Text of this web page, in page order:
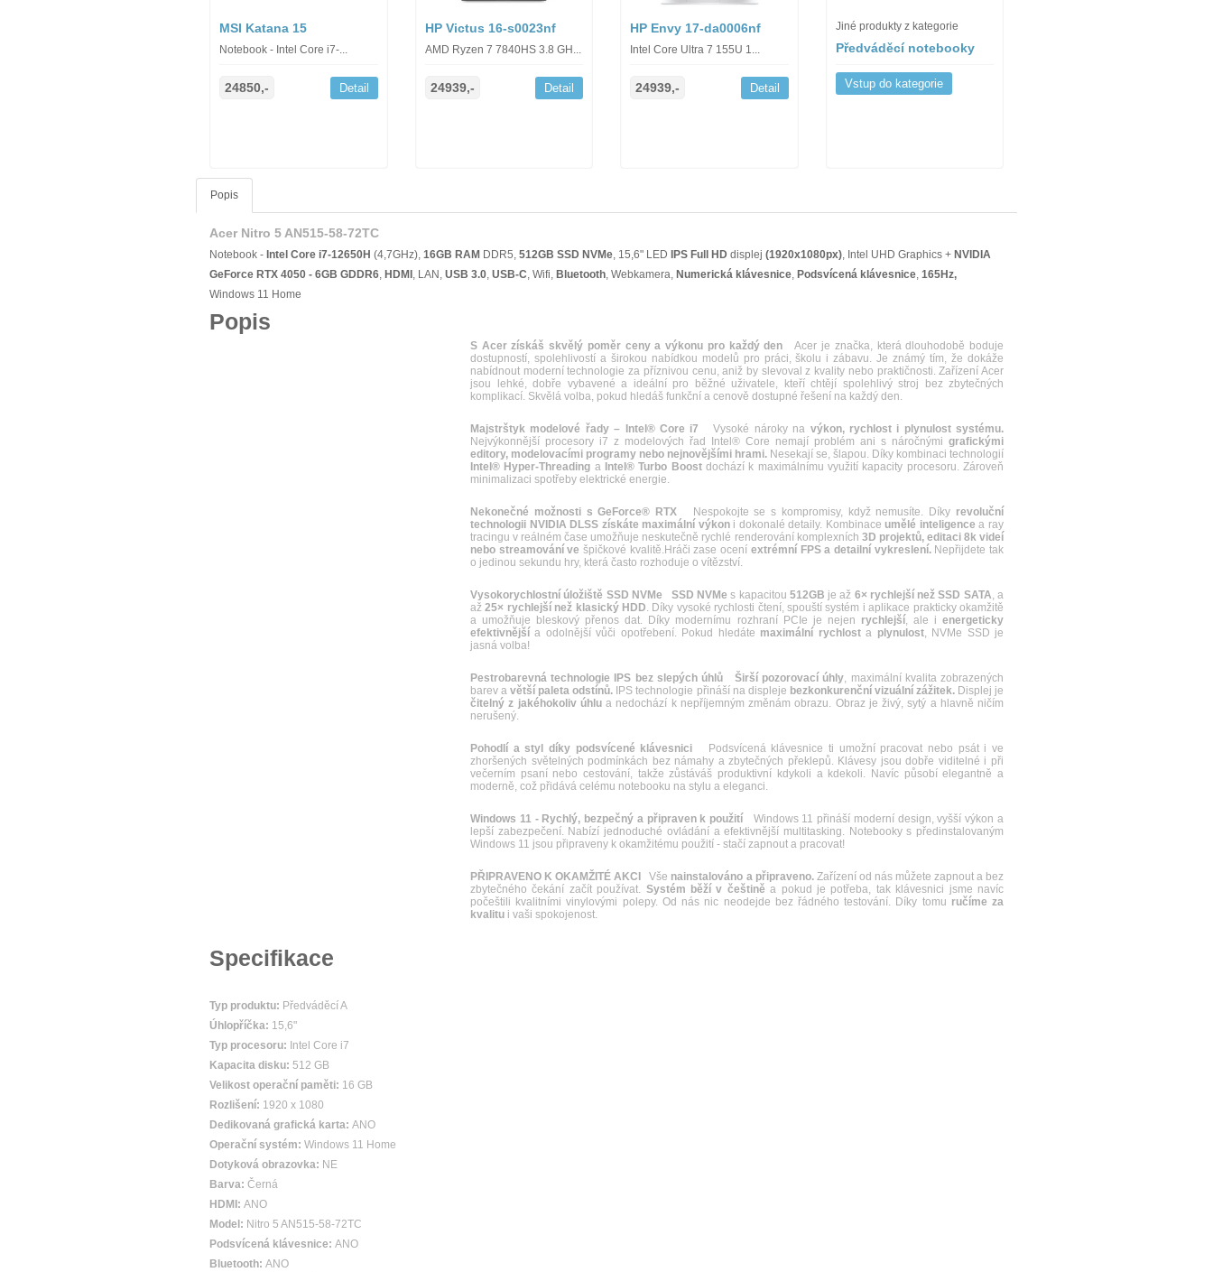
MSI Katana 15
Notebook - Intel Core i7-...
24850,- Detail
HP Victus 16-s0023nf
AMD Ryzen 7 7840HS 3.8 GH...
24939,- Detail
HP Envy 17-da0006nf
Intel Core Ultra 7 155U 1...
24939,- Detail
Jiné produkty z kategorie
Předváděcí notebooky
Vstup do kategorie
Popis
Acer Nitro 5 AN515-58-72TC
Notebook - Intel Core i7-12650H (4,7GHz), 16GB RAM DDR5, 512GB SSD NVMe, 15,6" LED IPS Full HD displej (1920x1080px), Intel UHD Graphics + NVIDIA
GeForce RTX 4050 - 6GB GDDR6, HDMI , LAN, USB 3.0, USB-C, Wifi, Bluetooth, Webkamera, Numerická klávesnice, Podsvícená klávesnice, 165Hz,
Windows 11 Home
Popis
S Acer získáš skvělý poměr ceny a výkonu pro každý den Acer je značka, která dlouhodobě boduje
dostupností, spolehlivostí a širokou nabídkou modelů pro práci, školu i zábavu. Je známý tím, že dokáže
nabídnout moderní technologie za příznivou cenu, aniž by slevoval z kvality nebo praktičnosti. Zařízení Acer
jsou lehké, dobře vybavené a ideální pro běžné uživatele, kteří chtějí spolehlivý stroj bez zbytečných
komplikací. Skvělá volba, pokud hledáš funkční a cenově dostupné řešení na každý den.
Majstrštyk modelové řady – Intel® Core i7 Vysoké nároky na výkon, rychlost i plynulost systému.
Nejvýkonnější procesory i7 z modelových řad Intel® Core nemají problém ani s náročnými grafickými
editory, modelovacími programy nebo nejnovějšími hrami. Nesekají se, šlapou. Díky kombinaci technologií
Intel® Hyper-Threading a Intel® Turbo Boostdochází k maximálnímu využití kapacity procesoru. Zároveň
minimalizaci spotřeby elektrické energie.
Nekonečné možnosti s GeForce® RTX Nespokojte se s kompromisy, když nemusíte. Díky revoluční
technologii NVIDIA DLSS získáte maximální výkoni dokonalé detaily. Kombinace umělé inteligence a ray
tracingu v reálném čase umožňuje neskutečně rychlé renderování komplexních 3D projektů, editaci 8k videí
nebo streamování ve špičkové kvalitě.Hráči zase ocení extrémní FPS a detailní vykreslení.Nepřijdete tak
o jedinou sekundu hry, která často rozhoduje o vítězství.
Vysokorychlostní úložiště SSD NVMe SSD NVMe s kapacitou 512GB je až 6× rychlejší než SSD SATA, a
až25× rychlejší než klasický HDD. Díky vysoké rychlosti čtení, spouští systém i aplikace prakticky okamžitě
a umožňuje bleskový přenos dat. Díky modernímu rozhraní PCIe je nejen rychlejší, ale ienergeticky
efektivnější a odolnější vůči opotřebení. Pokud hledáte maximální rychlosta plynulost, NVMe SSD je
jasná volba!
Pestrobarevná technologie IPS bez slepých úhlů Širší pozorovací úhly, maximální kvalita zobrazených
barev avětší paleta odstínů. IPS technologie přináší na displeje bezkonkurenční vizuální zážitek.Displej je
čitelný z jakéhokoliv úhlua nedochází k nepříjemným změnám obrazu. Obraz je živý, sytý a hlavně ničím
nerušený.
Pohodlí a styl díky podsvícené klávesnici Podsvícená klávesnice ti umožní pracovat nebo psát i ve
zhoršených světelných podmínkách bez námahy a zbytečných překlepů. Klávesy jsou dobře viditelné i při
večerním psaní nebo cestování, takže zůstáváš produktivní kdykoli a kdekoli. Navíc působí elegantně a
moderně, což přidává celému notebooku na stylu a eleganci.
Windows 11 - Rychlý, bezpečný a připraven k použití Windows 11 přináší moderní design, vyšší výkon a
lepší zabezpečení. Nabízí jednoduché ovládání a efektivnější multitasking. Notebooky s předinstalovaným
Windows 11 jsou připraveny k okamžitému použití - stačí zapnout a pracovat!
PŘIPRAVENO K OKAMŽITÉ AKCI Vše nainstalováno a připraveno.Zařízení od nás můžete zapnout a bez
zbytečného čekání začít používat. Systém běží v češtině a pokud je potřeba, tak klávesnici jsme navíc
počeštili kvalitními vinylovými polepy. Od nás nic neodejde bez řádného testování. Díky tomu ručíme za
kvalitu i vaši spokojenost.
Specifikace
Typ produktu: Předváděcí A
Úhlopříčka: 15,6"
Typ procesoru: Intel Core i7
Kapacita disku: 512 GB
Velikost operační paměti: 16 GB
Rozlišení: 1920 x 1080
Dedikovaná grafická karta: ANO
Operační systém: Windows 11 Home
Dotyková obrazovka: NE
Barva: Černá
HDMI: ANO
Model: Nitro 5 AN515-58-72TC
Podsvícená klávesnice: ANO
Bluetooth: ANO